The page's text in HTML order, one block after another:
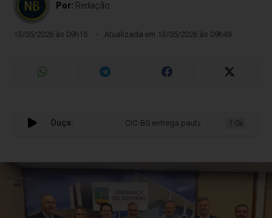
Por: Redação
13/05/2026 às 09h15 Atualizada em 13/05/2026 às 09h49
Ouça: CIC-BG entrega pauta de reivindicações ao
1.0x